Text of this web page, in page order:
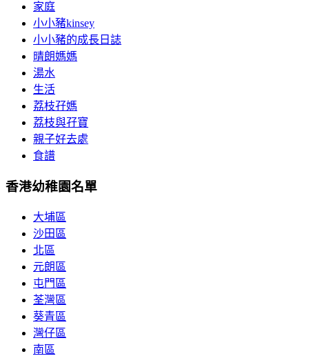
家庭
小小豬kinsey
小小豬的成長日誌
晴朗媽媽
湯水
生活
荔枝孖媽
荔枝與孖寶
親子好去處
食譜
香港幼稚園名單
大埔區
沙田區
北區
元朗區
屯門區
荃灣區
葵青區
灣仔區
南區